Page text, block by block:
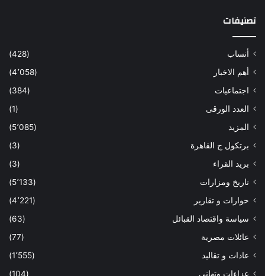
تصنيفات
أنساب
(428)
أهم الاخبار
(4٬058)
اجتماعيات
(384)
العدد الورقى
(1)
المزيد
(5٬085)
برتكول ج القاهرة
(3)
بريد القراء
(3)
تاريخ ومزارات
(5٬133)
حوارات و تقارير
(4٬221)
سياسة واقتصاد القبائل
(63)
عائلات مصرية
(77)
عادات و تقاليد
(1٬555)
عزاءات وتهانى
(104)